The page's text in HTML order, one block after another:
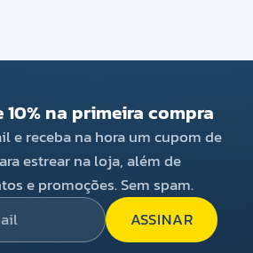
10% na primeira compra
e receba na hora um cupom de
estrear na loja, além de
e promoções. Sem spam.
ASSINAR